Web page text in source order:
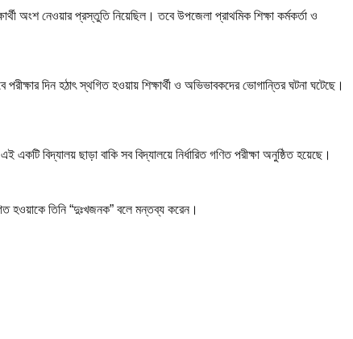
অংশ নেওয়ার প্রস্তুতি নিয়েছিল। তবে উপজেলা প্রাথমিক শিক্ষা কর্মকর্তা ও
দিন হঠাৎ স্থগিত হওয়ায় শিক্ষার্থী ও অভিভাবকদের ভোগান্তির ঘটনা ঘটেছে।
একটি বিদ্যালয় ছাড়া বাকি সব বিদ্যালয়ে নির্ধারিত গণিত পরীক্ষা অনুষ্ঠিত হয়েছে।
হওয়াকে তিনি “দুঃখজনক” বলে মন্তব্য করেন।